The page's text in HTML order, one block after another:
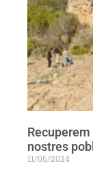
nostres
11/06/2024